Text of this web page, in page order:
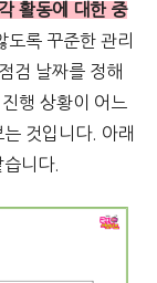
활동에 대한 중
도록 꾸준한 관리
검 날짜를 정해
행 상황이 어느
것입니다. 아래
니다.